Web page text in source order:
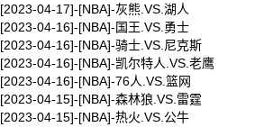
[2023-04-17]-[NBA]-灰熊.VS.湖人
[2023-04-16]-[NBA]-国王.VS.勇士
[2023-04-16]-[NBA]-骑士.VS.尼克斯
[2023-04-16]-[NBA]-凯尔特人.VS.老鹰
[2023-04-16]-[NBA]-76人.VS.篮网
[2023-04-15]-[NBA]-森林狼.VS.雷霆
[2023-04-15]-[NBA]-热火.VS.公牛